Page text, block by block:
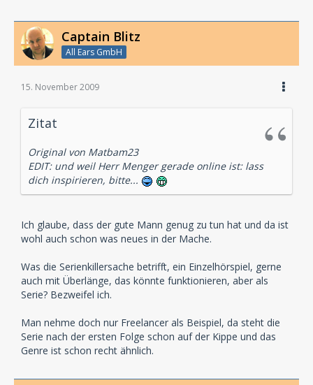
Captain Blitz
All Ears GmbH
15. November 2009
Zitat
Original von Matbam23
EDIT: und weil Herr Menger gerade online ist: lass
dich inspirieren, bitte...
Ich glaube, dass der gute Mann genug zu tun hat und da ist
wohl auch schon was neues in der Mache.
Was die Serienkillersache betrifft, ein Einzelhörspiel, gerne
auch mit Überlänge, das könnte funktionieren, aber als
Serie? Bezweifel ich.
Man nehme doch nur Freelancer als Beispiel, da steht die
Serie nach der ersten Folge schon auf der Kippe und das
Genre ist schon recht ähnlich.